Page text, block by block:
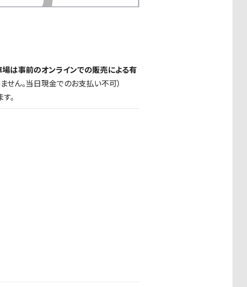
は事前のオンラインでの販売による有
せん。当日現金でのお支払い不可）
。